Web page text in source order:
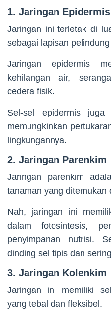
1. Jaringan Epidermis
Jaringan ini terletak di
sebagai lapisan
Jaringan epidermis
kehilangan air,
cedera fisik.
Sel-sel epidermis juga
memungkinkan
lingkungannya.
2. Jaringan Parenkim
Jaringan parenkim
tanaman yang ditemukan
Nah, jaringan ini
dalam fotosintesis,
penyimpanan nutrisi.
dinding sel tipis dan
3. Jaringan Kolenkim
Jaringan ini memiliki
yang tebal dan fleksibel.